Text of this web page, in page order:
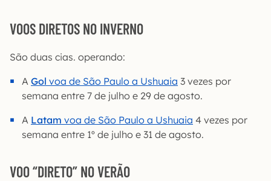
VOOS DIRETOS NO INVERNO
São duas cias. operando:
A Gol voa de São Paulo a Ushuaia 3 vezes por
semana entre 7 de julho e 29 de agosto.
A Latam voa de São Paulo a Ushuaia 4 vezes por
semana entre 1º de julho e 31 de agosto.
VOO “DIRETO” NO VERÃO